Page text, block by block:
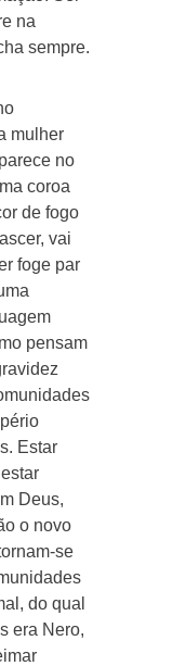
na
sempre.
mulher
no
coroa
de fogo
vai
foge par
pensam
Estar
Deus,
o novo
se
do qual
era Nero,